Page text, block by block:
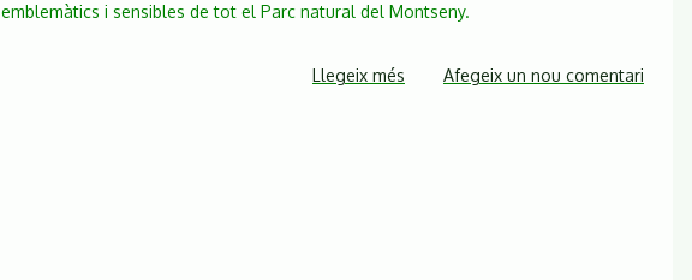
i sensibles de tot el Parc natural del Montseny.
Llegeix més sobreAfegeix un nou comentari